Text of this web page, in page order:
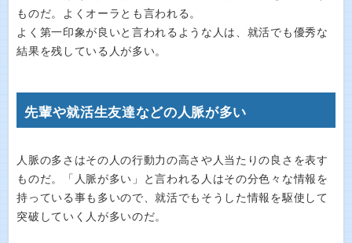
ものだ。よくオーラとも言われる。
よく第一印象が良いと言われるような人は、就活でも優秀な
結果を残している人が多い。
先輩や就活生友達などの人脈が多い
人脈の多さはその人の行動力の高さや人当たりの良さを表す
ものだ。「人脈が多い」と言われる人はその分色々な情報を
持っている事も多いので、就活でもそうした情報を駆使して
突破していく人が多いのだ。